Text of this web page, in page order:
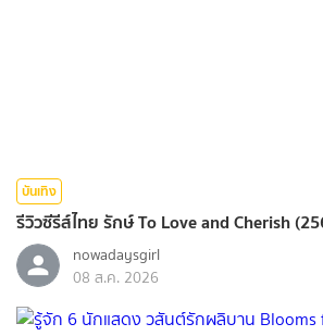
บันเทิง
รีวิวซีรีส์ไทย รักษ์ To Love and Cherish
nowadaysgirl
08 ส.ค. 2026